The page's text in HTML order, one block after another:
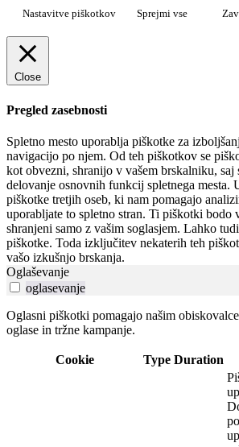
Nastavitve piškotkov
Sprejmi vse
Close
Pregled zasebnosti
Spletno mesto uporablja piškotke za
navigacijo po njem. Od teh piškotkov se
kot obvezni, shranijo v vašem brskalniku, saj
delovanje osnovnih funkcij spletnega mesta.
piškotke tretjih oseb, ki nam pomagajo
uporabljate to spletno stran. Ti piškotki bodo
shranjeni samo z vašim soglasjem. Lahko
piškotke. Toda izključitev nekaterih teh
vašo izkušnjo brskanja.
Oglaševanje
oglasevanje
Oglasni piškotki pomagajo našim
oglase in tržne kampanje.
Cookie Type Duration